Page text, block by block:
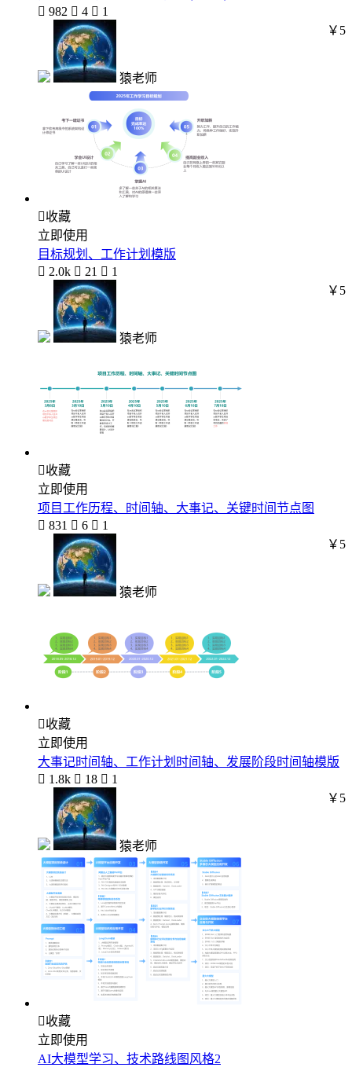
 982  4  1
猿老师
￥5
收藏
立即使用
目标规划、工作计划模版
 2.0k  21  1
猿老师
￥5
收藏
立即使用
项目工作历程、时间轴、大事记、关键时间节点图
 831  6  1
猿老师
￥5
收藏
立即使用
大事记时间轴、工作计划时间轴、发展阶段时间轴模版
 1.8k  18  1
猿老师
￥5
收藏
立即使用
AI大模型学习、技术路线图风格2